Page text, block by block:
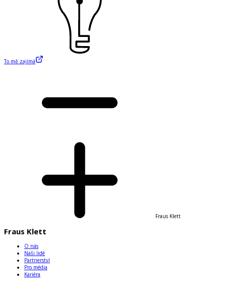
To mě zajímá
Fraus Klett
Fraus Klett
O nás
Naši lidé
Partnerství
Pro média
Kariéra